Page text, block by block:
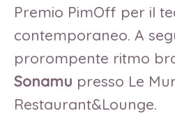
Premio PimOff per il
contemporaneo. A
prorompente ritmo
Sonamu presso Le
Restaurant&Lounge.